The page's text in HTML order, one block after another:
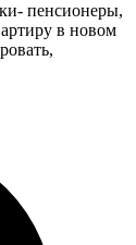
пенсионеры,
в новом